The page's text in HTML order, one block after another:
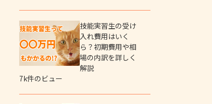
技能実習生の受け
入れ費用はいく
ら？初期費用や相
場の内訳を詳しく
解説
7k件のビュー